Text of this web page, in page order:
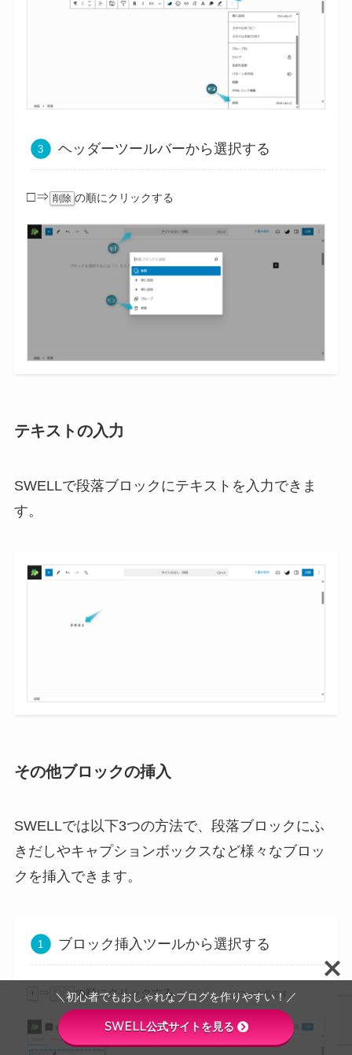
ヘッダーツールバーから選択する
□⇒ 削除 の順にクリックする
テキストの入力
SWELLで段落ブロックにテキストを入力できま
す。
その他ブロックの挿入
SWELLでは以下3つの方法で、段落ブロックにふ
きだしやキャプションボックスなど様々なブロッ
クを挿入できます。
ブロック挿入ツールから選択する
+ ⇒ 〇〇 の順にクリックする※「〇〇」はブロック名です。
＼初心者でもおしゃれなブログを作りやすい！／
SWELL公式サイトを見る